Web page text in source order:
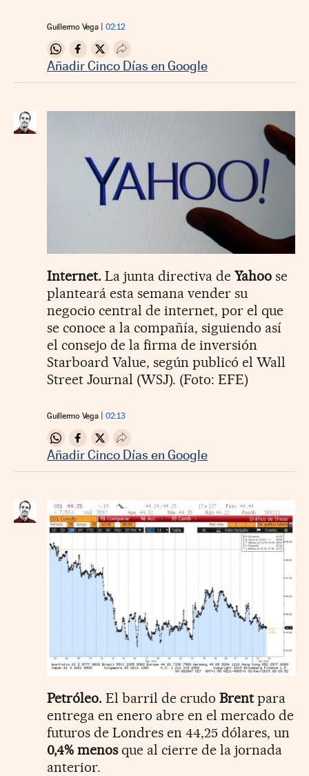
Guillermo Vega 02:12
Compartir en Whatsapp
Compartir en Facebook
Compartir en Twitter
Desplegar Redes Sociales
Añadir Cinco Días en Google
Internet. La junta directiva de Yahoo se
planteará esta semana vender su
negocio central de internet, por el que
se conoce a la compañía, siguiendo así
el consejo de la firma de inversión
Starboard Value, según publicó el Wall
Street Journal (WSJ). (Foto: EFE)
Guillermo Vega 02:13
Compartir en Whatsapp
Compartir en Facebook
Compartir en Twitter
Desplegar Redes Sociales
Añadir Cinco Días en Google
Petróleo. El barril de crudo Brentpara
entrega en enero abre en el mercado de
futuros de Londres en 44,25 dólares, un
0,4% menosque al cierre de la jornada
anterior.